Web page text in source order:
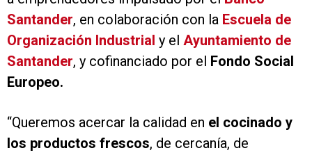
Santander, en colaboración con la Escuela de
Organización Industrial y el Ayuntamiento de
Santander, y cofinanciado por el Fondo Social
Europeo.
“Queremos acercar la calidad en el cocinado y
los productos frescos, de cercanía, de